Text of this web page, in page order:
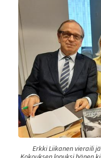
Erkki Liikanen vieraili